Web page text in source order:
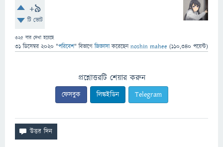
+9
টি ভোট
325 বার দেখা হয়েছে
31 ডিসেম্বর 2020 "পরিবেশ" বিভাগে জিজ্ঞাসাকরেছেনnoshin mahee (110,340 পয়েন্ট)
প্রশ্নোত্তরটি শেয়ার করুন
ফেসবুক লিঙ্কইডিন Telegram